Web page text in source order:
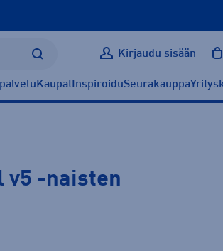
Kirjaudu sisään
Kaupat InspiroiduSeurakauppa
v5 -naisten